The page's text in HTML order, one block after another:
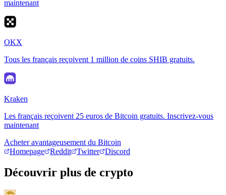
maintenant
OKX
Tous les français reçoivent 1 million de coins SHIB gratuits.
Kraken
Les français reçoivent 25 euros de Bitcoin gratuits. Inscrivez-vous
maintenant
Acheter avantageusement du Bitcoin
Homepage
Reddit Twitter Discord
Découvrir plus de crypto